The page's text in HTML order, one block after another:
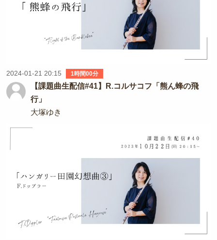
2024-01-21 20:15 1時間00分
【課題曲生配信#41】R.コルサコフ「熊ん蜂の飛
行」
大塚ゆき